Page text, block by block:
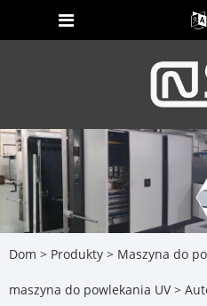
Dom > Produkty > Maszyna do
maszyna do powlekania UV>